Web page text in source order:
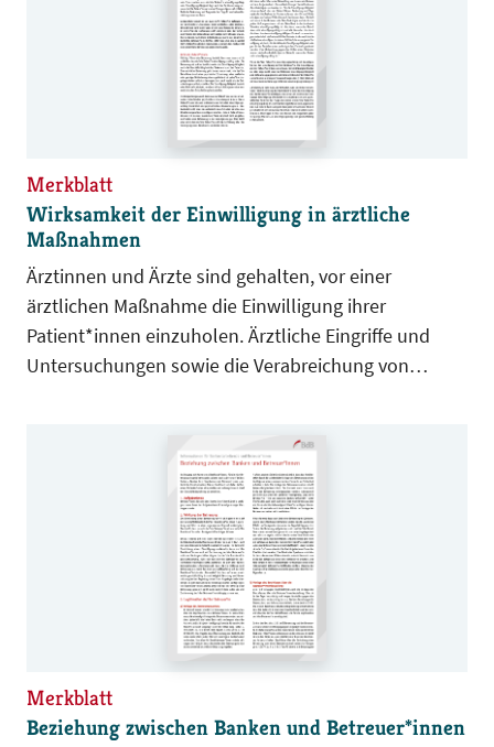
Merkblatt
Wirksamkeit der Einwilligung in ärztliche
Maßnahmen
Ärztinnen und Ärzte sind gehalten, vor einer
ärztlichen Maßnahme die Einwilligung ihrer
Patient*innen einzuholen. Ärztliche Eingriffe und
Untersuchungen sowie die Verabreichung von
Körperverletzungen. Damit diese rechtmäßig sind, ist
die Einwilligung des Patienten bzw. der Patientin
erforderlich. Seit Ende Februar 2013 sind die näheren
Einzelheiten in den §§ 630 ff BGB (dem sogenannten
Patientenrechtegesetz) geregelt, dort v.a. in den §§
Merkblatt
Beziehung zwischen Banken und Betreuer*innen